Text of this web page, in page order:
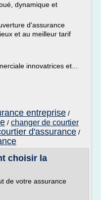
dynamique et
d'assurance
et au meilleur tarif
innovatrices et...
entreprise /
/ changer de courtier
d'assurance /
choisir la
de votre assurance